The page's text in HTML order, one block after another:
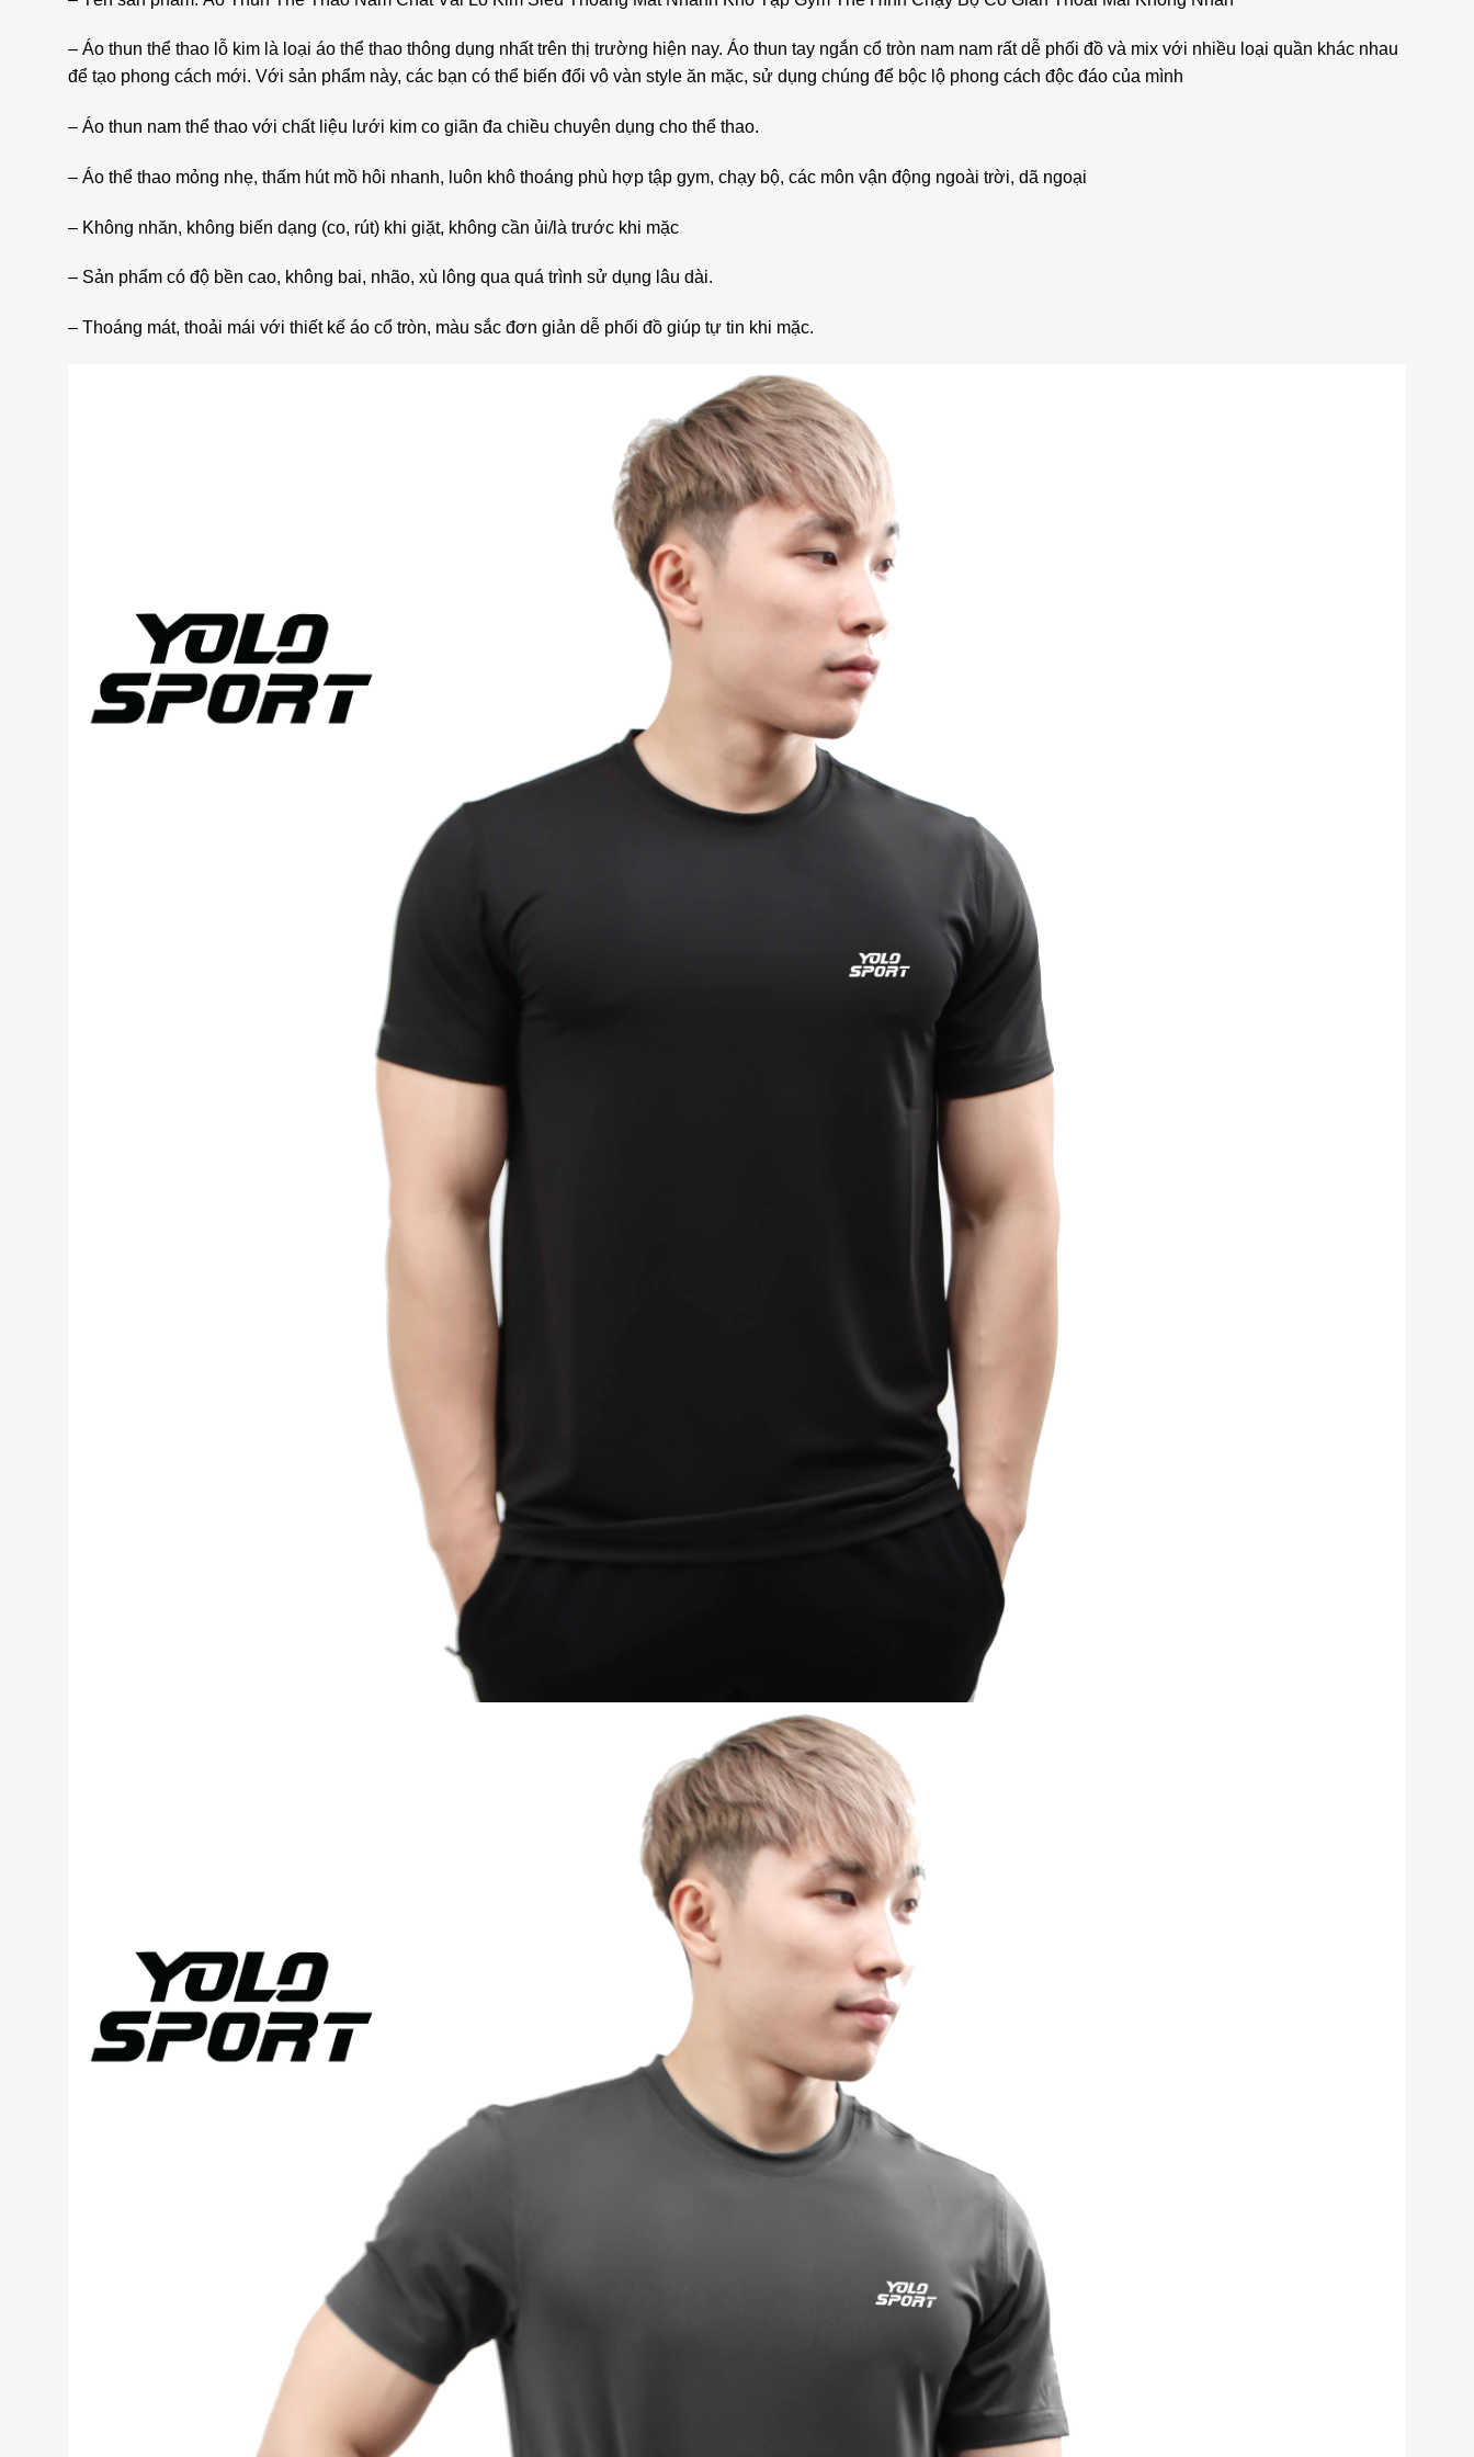
– Áo thun thể thao lỗ kim là loại áo thể thao thông dụng nhất trên thị trường hiện nay. Áo thun tay ngắn cổ tròn nam nam rất dễ phối đồ và mix với nhiều loại quần khác nhau
để tạo phong cách mới. Với sản phẩm này, các bạn có thể biến đổi vô vàn style ăn mặc, sử dụng chúng để bộc lộ phong cách độc đáo của mình
– Áo thun nam thể thao với chất liệu lưới kim co giãn đa chiều chuyên dụng cho thể thao.
– Áo thể thao mỏng nhẹ, thấm hút mồ hôi nhanh, luôn khô thoáng phù hợp tập gym, chạy bộ, các môn vận động ngoài trời, dã ngoại
– Không nhăn, không biến dạng (co, rút) khi giặt, không cần ủi/là trước khi mặc
– Sản phẩm có độ bền cao, không bai, nhão, xù lông qua quá trình sử dụng lâu dài.
– Thoáng mát, thoải mái với thiết kế áo cổ tròn, màu sắc đơn giản dễ phối đồ giúp tự tin khi mặc.